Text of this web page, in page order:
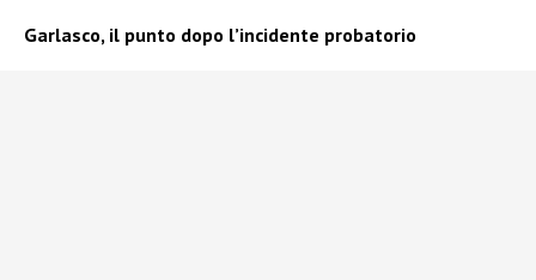
Garlasco, il punto dopo l’incidente probatorio